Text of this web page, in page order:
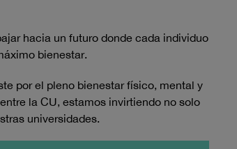
hacia un futuro donde cada individuo
bienestar.
por el pleno bienestar físico, mental y
la CU, estamos invirtiendo no solo
universidades.